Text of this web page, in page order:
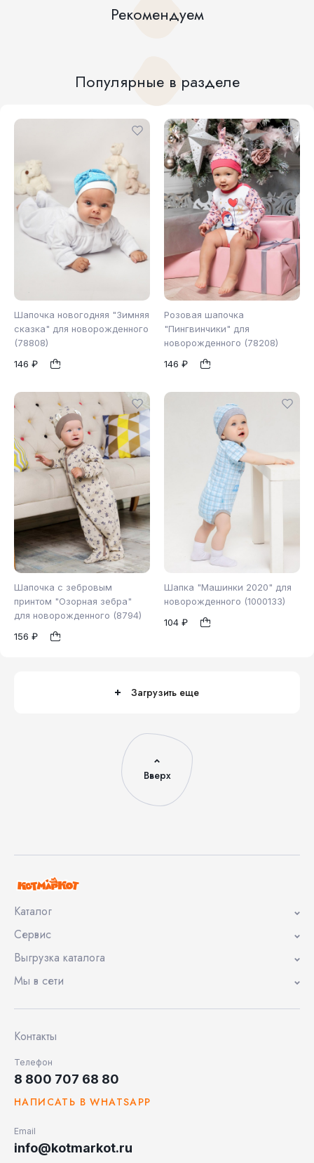
Рекомендуем
Популярные в разделе
Шапочка новогодняя "Зимняя
сказка" для новорожденного
(78808)
146 ₽
1
Розовая шапочка
"Пингвинчики" для
новорожденного (78208)
146 ₽
1
Шапочка с зебровым
принтом "Озорная зебра"
для новорожденного (8794)
156 ₽
1
Шапка "Машинки 2020" для
новорожденного (1000133)
104 ₽
44
Загрузить еще
Вверх
Каталог
Сервис
Выгрузка каталога
Мы в сети
Контакты
Телефон
8 800 707 68 80
НАПИСАТЬ В WHATSAPP
Email
info@kotmarkot.ru